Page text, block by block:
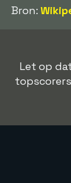
Bron:
Let op